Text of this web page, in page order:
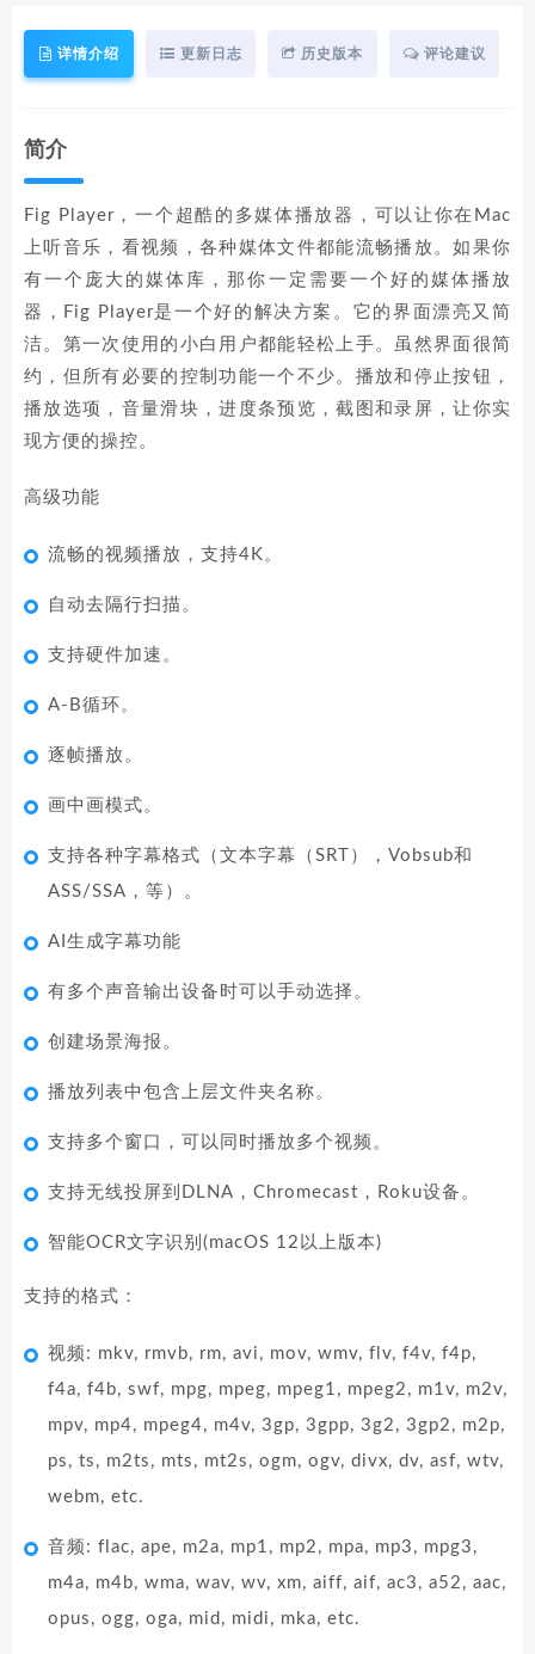
详情介绍 更新日志 历史版本 评论建议
简介
Fig Player，一个超酷的多媒体播放器，可以让你在Mac
上听音乐，看视频，各种媒体文件都能流畅播放。如果你
有一个庞大的媒体库，那你一定需要一个好的媒体播放
器，Fig Player是一个好的解决方案。它的界面漂亮又简
洁。第一次使用的小白用户都能轻松上手。虽然界面很简
约，但所有必要的控制功能一个不少。播放和停止按钮，
播放选项，音量滑块，进度条预览，截图和录屏，让你实
现方便的操控。
高级功能
流畅的视频播放，支持4K。
自动去隔行扫描。
支持硬件加速。
A-B循环。
逐帧播放。
画中画模式。
支持各种字幕格式（文本字幕（SRT），Vobsub和
ASS/SSA，等）。
AI生成字幕功能
有多个声音输出设备时可以手动选择。
创建场景海报。
播放列表中包含上层文件夹名称。
支持多个窗口，可以同时播放多个视频。
支持无线投屏到DLNA，Chromecast，Roku设备。
智能OCR文字识别(macOS 12以上版本)
支持的格式：
视频: mkv, rmvb, rm, avi, mov, wmv, flv, f4v, f4p,
f4a, f4b, swf, mpg, mpeg, mpeg1, mpeg2, m1v, m2v,
mpv, mp4, mpeg4, m4v, 3gp, 3gpp, 3g2, 3gp2, m2p,
ps, ts, m2ts, mts, mt2s, ogm, ogv, divx, dv, asf, wtv,
webm, etc.
音频: flac, ape, m2a, mp1, mp2, mpa, mp3, mpg3,
m4a, m4b, wma, wav, wv, xm, aiff, aif, ac3, a52, aac,
opus, ogg, oga, mid, midi, mka, etc.